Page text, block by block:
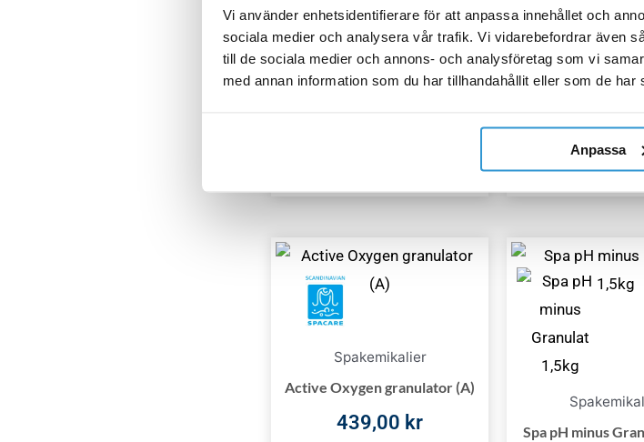
Vi använder enhetsidentifierare för att anpassa innehållet och
sociala medier och analysera vår trafik. Vi vidarebefordrar även
till de sociala medier och annons- och analysföretag som vi
med annan information som du har tillhandahållit eller som de
Anpassa
379,00kr 340,00kr
Lägg till i varukorg
SPA
Fighter/
299,00
Spakemikalier
Active Oxygen granulator (A)
439,00 kr
Spa pH minus